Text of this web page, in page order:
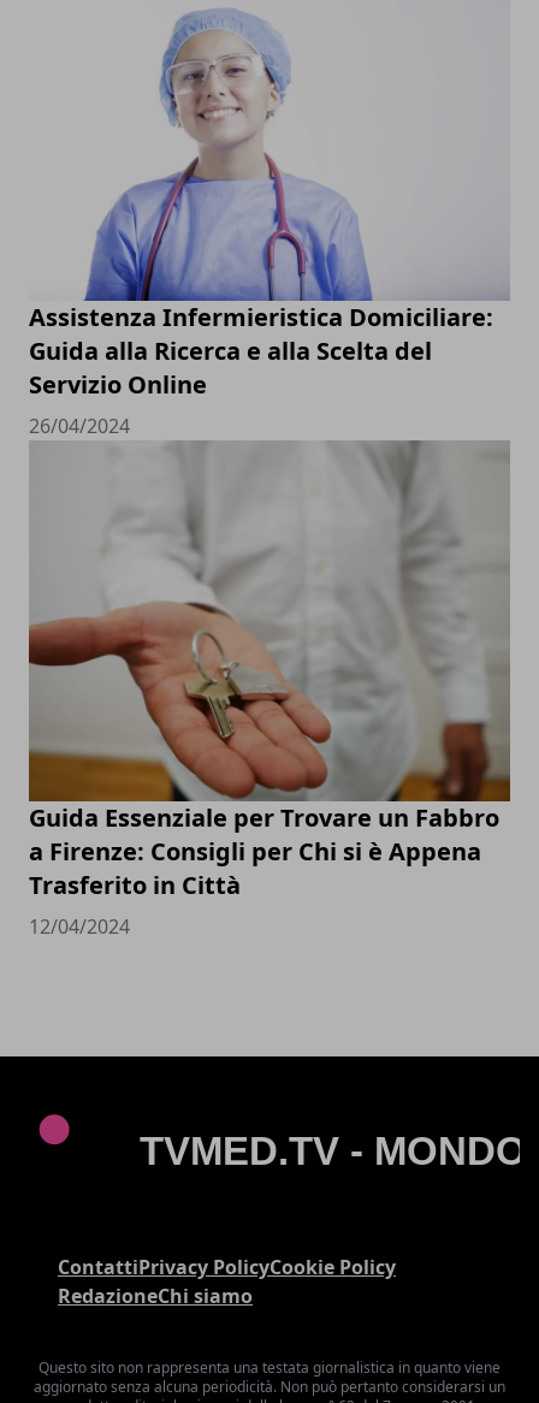
Assistenza Infermieristica Domiciliare:
Guida alla Ricerca e alla Scelta del
Servizio Online
26/04/2024
Guida Essenziale per Trovare un Fabbro
a Firenze: Consigli per Chi si è Appena
Trasferito in Città
12/04/2024
ContattiPrivacy PolicyCookie Policy
RedazioneChi siamo
Questo sito non rappresenta una testata giornalistica in quanto viene
aggiornato senza alcuna periodicità. Non può pertanto considerarsi un